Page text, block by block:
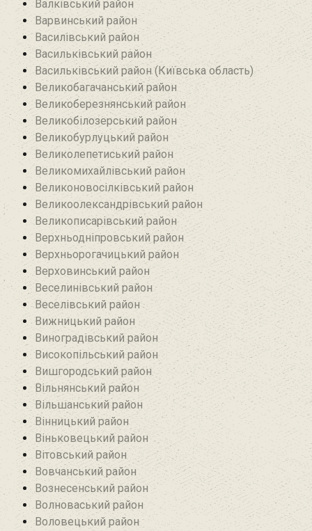
Валківський район
Варвинський район
Василівський район
Васильківський район
Васильківський район (Київська область)
Великобагачанський район
Великоберезнянський район
Великобілозерський район‎
Великобурлуцький район
Великолепетиський район
Великомихайлівський район‎
Великоновосілківський район‎
Великоолександрівський район
Великописарівський район
Верхньодніпровський район
Верхньорогачицький район
Верховинський район
Веселинівський район‎
Веселівський район‎
Вижницький район
Виноградівський район
Високопільський район
Вишгородський район
Вільнянський район‎
Вільшанський район
Вінницький район
Віньковецький район
Вітовський район
Вовчанський район
Вознесенський район
Волноваський район
Воловецький район